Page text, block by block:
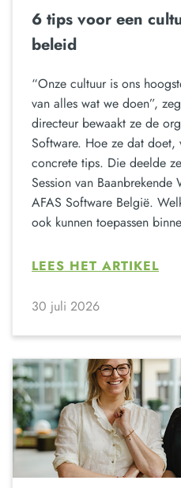
6 tips voor een
beleid
“Onze cultuur is ons
van alles wat we doen”,
directeur bewaakt ze de
Software. Hoe ze dat doet,
concrete tips. Die deelde
Session van
AFAS Software België.
ook kunnen toepassen
LEES HET ARTIKEL
30 juli 2026